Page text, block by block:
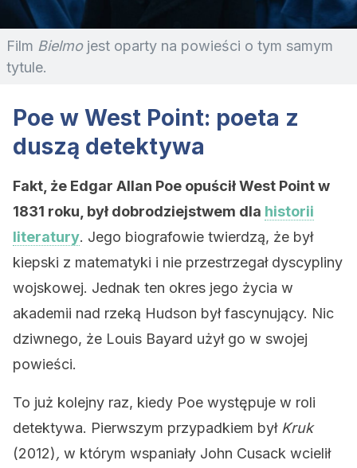
Film Bielmo jest oparty na powieści o tym samym
tytule.
Poe w West Point: poeta z
duszą detektywa
Fakt, że Edgar Allan Poe opuścił West Point w
1831 roku, był dobrodziejstwem dla historii
literatury. Jego biografowie twierdzą, że był
kiepski z matematyki i nie przestrzegał dyscypliny
wojskowej. Jednak ten okres jego życia w
akademii nad rzeką Hudson był fascynujący. Nic
dziwnego, że Louis Bayard użył go w swojej
powieści.
To już kolejny raz, kiedy Poe występuje w roli
detektywa. Pierwszym przypadkiem był Kruk
(2012), w którym wspaniały John Cusack wcielił